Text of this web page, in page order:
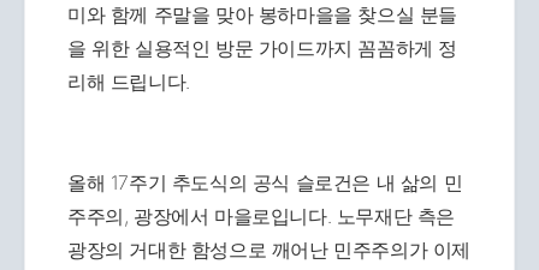
미와 함께 주말을 맞아 봉하마을을 찾으실 분들
을 위한 실용적인 방문 가이드까지 꼼꼼하게 정
리해 드립니다.
올해 17주기 추도식의 공식 슬로건은 내 삶의 민
주주의, 광장에서 마을로입니다. 노무재단 측은
광장의 거대한 함성으로 깨어난 민주주의가 이제